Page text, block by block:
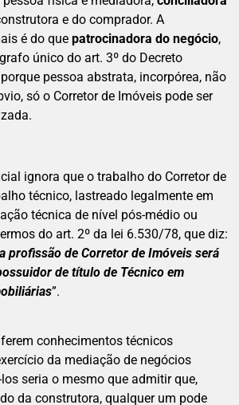
e do comprador. A
é do que patrocinadora do negócio,
único do art. 3º do Decreto
pessoa abstrata, incorpórea, não
só o Corretor de Imóveis pode ser
ignora que o trabalho do Corretor de
técnico, lastreado legalmente em
técnica de nível pós-médio ou
do art. 2º da lei 6.530/78, que diz:
profissão de Corretor de Imóveis será
de título de Técnico em
”.
conhecimentos técnicos
da mediação de negócios
seria o mesmo que admitir que,
da construtora, qualquer um pode